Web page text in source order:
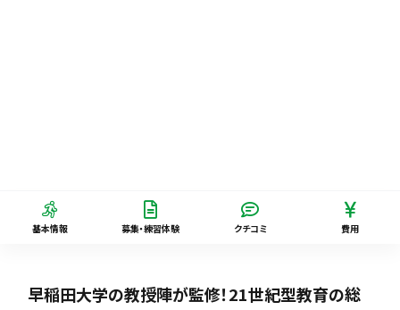
基本情報 募集・練習体験 クチコミ 費用
早稲田大学の教授陣が監修！21世紀型教育の総